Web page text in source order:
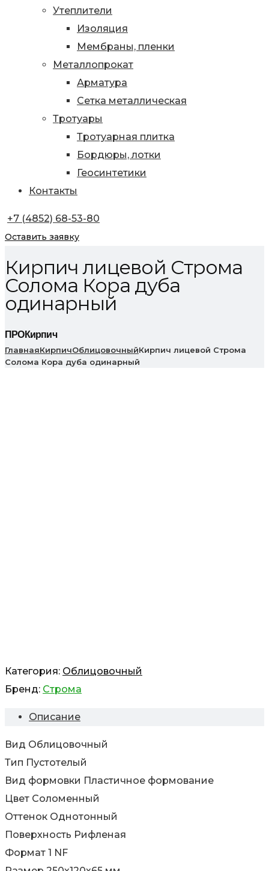
Утеплители
Изоляция
Мембраны, пленки
Металлопрокат
Арматура
Сетка металлическая
Тротуары
Тротуарная плитка
Бордюры, лотки
Геосинтетики
Контакты
+7 (4852) 68-53-80
Оставить заявку
Кирпич лицевой Строма
Солома Кора дуба
одинарный
ПРОКирпич
ГлавнаяКирпичОблицовочныйКирпич лицевой Строма
Солома Кора дуба одинарный
Категория: Облицовочный
Бренд: Строма
Описание
Вид Облицовочный
Тип Пустотелый
Вид формовки Пластичное формование
Цвет Соломенный
Оттенок Однотонный
Поверхность Рифленая
Формат 1 NF